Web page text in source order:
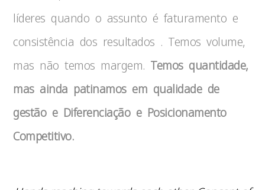
líderes quando o assunto é faturamento e
consistência dos resultados . Temos volume,
mas não temos margem. Temos quantidade,
mas ainda patinamos em qualidade de
gestão e Diferenciação e Posicionamento
Competitivo.